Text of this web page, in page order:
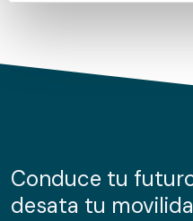
de cookies.
información sobre el uso
nuestros partners de
Conduce tu
desata tu